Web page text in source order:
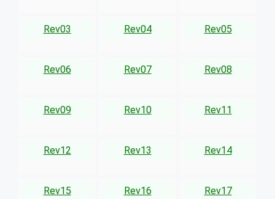
Rev03 Rev04 Rev05
Rev06 Rev07 Rev08
Rev09 Rev10 Rev11
Rev12 Rev13 Rev14
Rev15 Rev16 Rev17